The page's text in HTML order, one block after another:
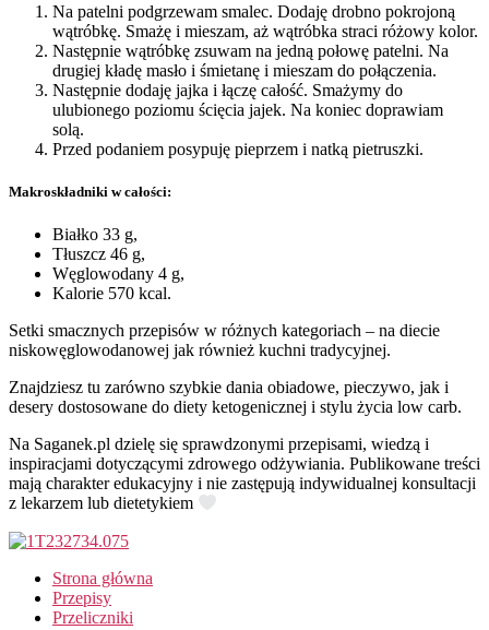
Na patelni podgrzewam smalec. Dodaję drobno pokrojoną
wątróbkę. Smażę i mieszam, aż wątróbka straci różowy kolor.
Następnie wątróbkę zsuwam na jedną połowę patelni. Na
drugiej kładę masło i śmietanę i mieszam do połączenia.
Następnie dodaję jajka i łączę całość. Smażymy do
ulubionego poziomu ścięcia jajek. Na koniec doprawiam
solą.
Przed podaniem posypuję pieprzem i natką pietruszki.
Makroskładniki w całości:
Białko 33 g,
Tłuszcz 46 g,
Węglowodany 4 g,
Kalorie 570 kcal.
Setki smacznych przepisów w różnych kategoriach – na diecie
niskowęglowodanowej jak również kuchni tradycyjnej.
Znajdziesz tu zarówno szybkie dania obiadowe, pieczywo, jak i
desery dostosowane do diety ketogenicznej i stylu życia low carb.
Na Saganek.pl dzielę się sprawdzonymi przepisami, wiedzą i
inspiracjami dotyczącymi zdrowego odżywiania. Publikowane treści
mają charakter edukacyjny i nie zastępują indywidualnej konsultacji
z lekarzem lub dietetykiem
Strona główna
Przepisy
Przeliczniki